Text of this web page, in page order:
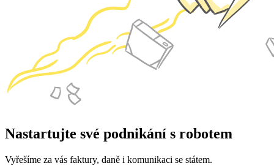
Nastartujte své podnikání s robotem
Vyřešíme za vás faktury, daně i komunikaci se státem.